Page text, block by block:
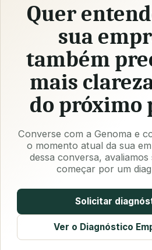
Quer
sua
também
mais
do próximo
Converse com a Genoma e
o momento atual da sua
dessa conversa,
começar por um
Solicitar
Ver o Diagnóstico